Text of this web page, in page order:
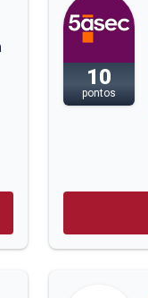
10
pontos